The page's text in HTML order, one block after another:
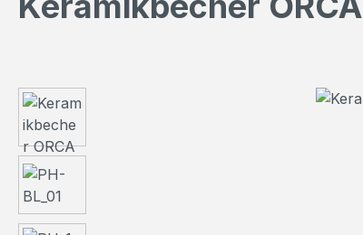
Bildergalerie überspringen